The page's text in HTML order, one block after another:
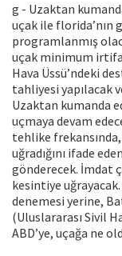
g - Uzaktan
uçak ile florida’nın
programlanmış
uçak minimum
Hava Üssü’ndeki
tahliyesi yapılacak
Uzaktan kumanda
uçmaya devam
tehlike frekansında,
uğradığını ifade
gönderecek. İmdat
kesintiye uğrayacak.
denemesi yerine,
(Uluslararası Sivil
ABD’ye, uçağa ne